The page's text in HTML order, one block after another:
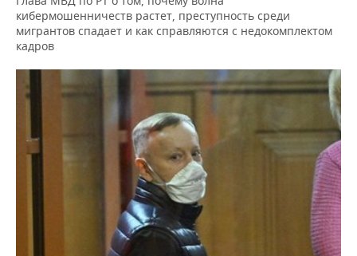
кибермошенничеств растет, преступность среди
мигрантов спадает и как справляются с недокомплектом
кадров